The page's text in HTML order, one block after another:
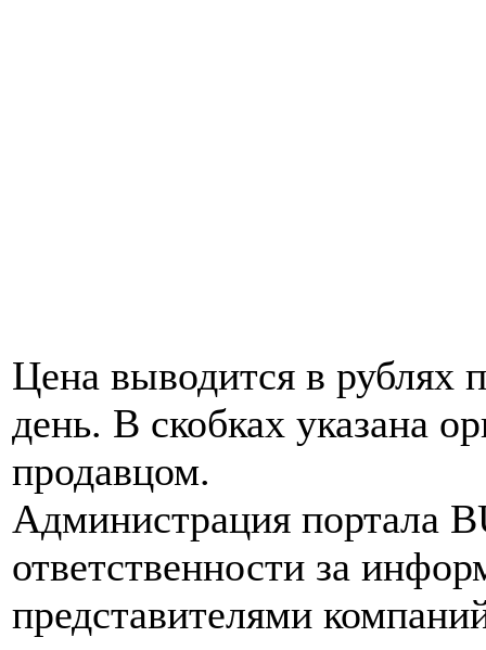
Цена выводится в
день. В скобках указана
продавцом.
Администрация портала
ответственности за
представителями